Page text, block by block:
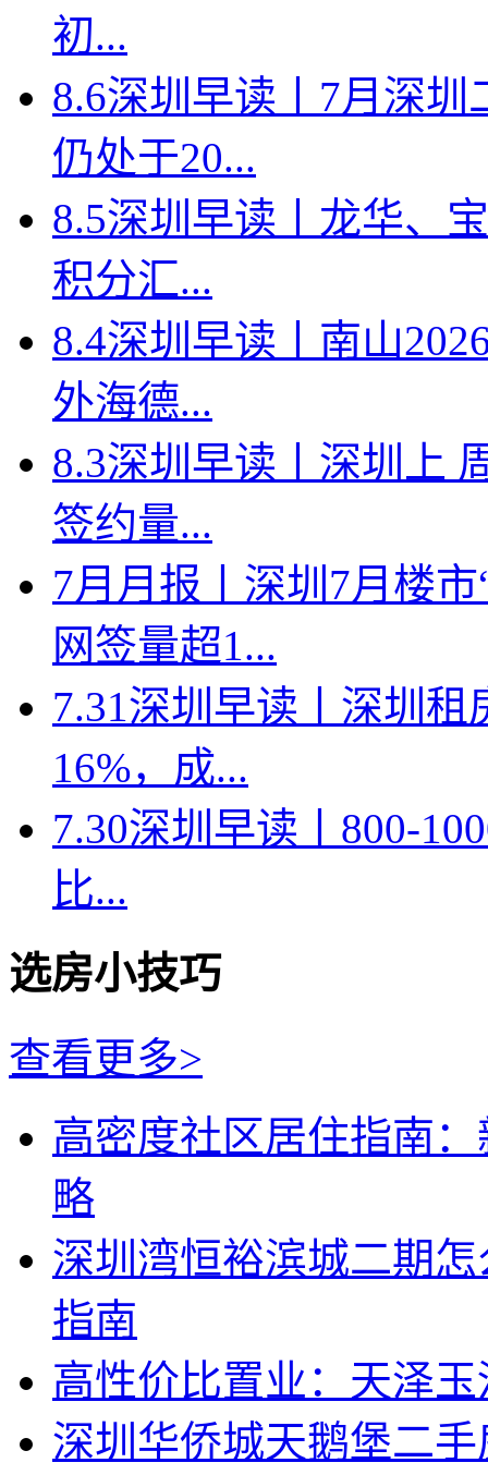
初...
8.6深圳早读丨7月深
仍处于20...
8.5深圳早读丨龙华、
积分汇...
8.4深圳早读丨南山
外海德...
8.3深圳早读丨深圳上
签约量...
7月月报丨深圳7月楼
网签量超1...
7.31深圳早读丨深圳
16%，成...
7.30深圳早读丨800-
比...
选房小技巧
查看更多>
高密度社区居住指南
略
深圳湾恒裕滨城二期
指南
高性价比置业：天泽
深圳华侨城天鹅堡二